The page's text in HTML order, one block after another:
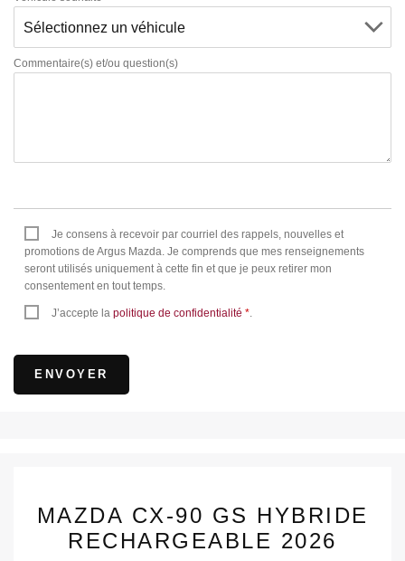
Commentaire(s) et/ou question(s)
Je consens à recevoir par courriel des rappels, nouvelles et
promotions de Argus Mazda. Je comprends que mes renseignements
seront utilisés uniquement à cette fin et que je peux retirer mon
consentement en tout temps.
J’accepte la politique de confidentialité *
MAZDA CX-90 GS HYBRIDE
RECHARGEABLE 2026